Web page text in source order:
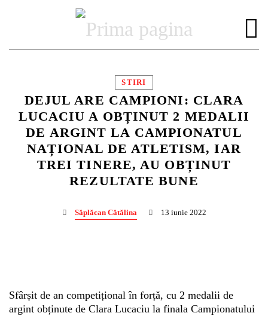
CAUTA IN SITE:
DISTRIBUIE PAGINA PE:
Twitter
Whatsapp
STIRI
DEJUL ARE CAMPIONI: CLARA
LUCACIU A OBȚINUT 2 MEDALII
DE ARGINT LA CAMPIONATUL
NAȚIONAL DE ATLETISM, IAR
TREI TINERE, AU OBȚINUT
REZULTATE BUNE
Săplăcan Cătălina 13 iunie 2022
Sfârșit de an competițional în forță, cu 2 medalii de
argint obținute de Clara Lucaciu la finala Campionatului